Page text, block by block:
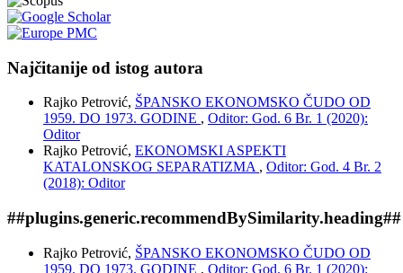
Najčitanije od istog autora
Rajko Petrović, ŠPANSKO EKONOMSKO ČUDO OD
1959. DO 1973. GODINE , Oditor: God. 6 Br. 1 (2020):
Oditor
Rajko Petrović, EKONOMSKI ASPEKTI
KATALONSKOG SEPARATIZMA , Oditor: God. 4 Br. 2
(2018): Oditor
##plugins.generic.recommendBySimilarity.heading##
Rajko Petrović, ŠPANSKO EKONOMSKO ČUDO OD
1959. DO 1973. GODINE , Oditor: God. 6 Br. 1 (2020):